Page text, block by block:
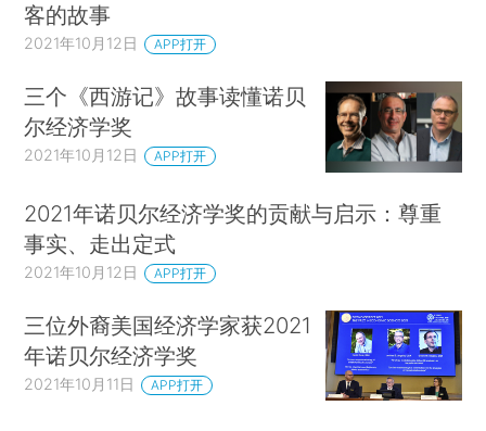
客的故事
2021年10月12日 APP打开
三个《西游记》故事读懂诺贝
尔经济学奖
2021年10月12日 APP打开
2021年诺贝尔经济学奖的贡献与启示：尊重
事实、走出定式
2021年10月12日 APP打开
三位外裔美国经济学家获2021
年诺贝尔经济学奖
2021年10月11日 APP打开